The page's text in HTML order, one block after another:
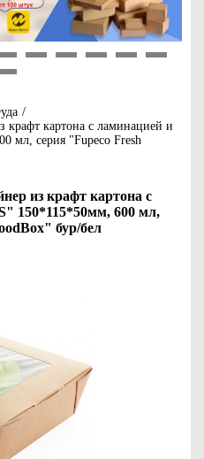
/
крафт картона с ламинацией и
мл, серия "Fupeco Fresh
из крафт картона с
150*115*50мм, 600 мл,
бур/бел